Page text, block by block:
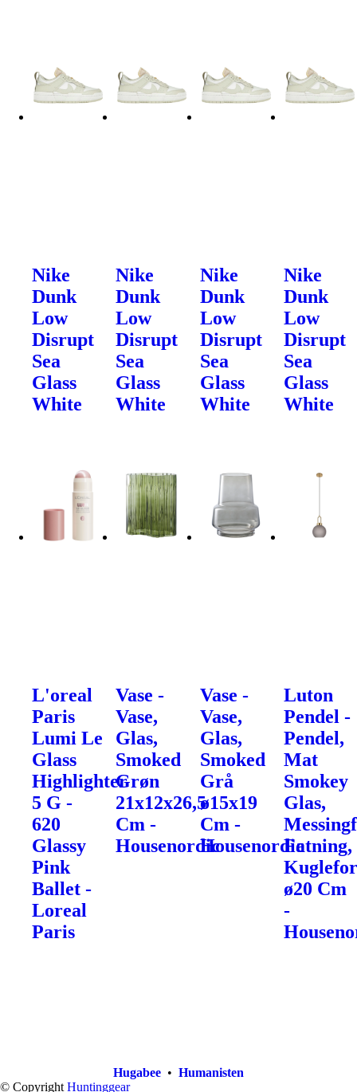
Nike
Dunk
Low
Disrupt
Sea
Glass
White
Nike
Dunk
Low
Disrupt
Sea
Glass
White
Nike
Dunk
Low
Disrupt
Sea
Glass
White
Nike
Dunk
Low
Disrupt
Sea
Glass
White
L'oreal
Paris
Lumi Le
Glass
Highlighter
5 G -
620
Glassy
Pink
Ballet -
Loreal
Paris
Vase -
Vase,
Glas,
Smoked
Grøn
21x12x26,5
Cm -
Housenordic
Vase -
Vase,
Glas,
Smoked
Grå
ø15x19
Cm -
Housenordic
Luton
Pendel -
Pendel,
Mat
Smokey
Glas,
Fatning,
ø20 Cm
-
Hugabee• Humanisten
© Copyright Huntinggear